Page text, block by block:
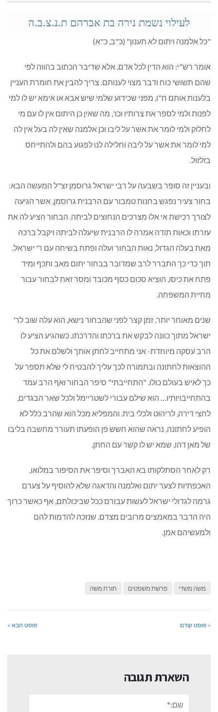
לעילוי נשמת נירה בת אברהם ת.נ.צ.ב.ה
"כל אלמנה ויתום לא תענון" (כ"ב, כ"א)
אומר רש"י: הוא הדין לכל אדם, אלא שדיבר הכתוב בהווה לפי
שהם תשושי כוח ודבר מצוי לענותם. צריך להבין את חומרת העניין
בלענות אותם ח"ו, מפני שכידוע שלמי שיש אבא או אימא יש לו למי
לפנות ולמי לספר את צרותיו וכו', מה שאין כן היתום אין לו עם מי
לחלוק ולמי לומר את אשר על ליבו וכן אלמנה שאין לה בעל אין לה
למי לומר את אשר על ליבה וחלילה לנו לפגוע בהם ולהתייחס
בזלזול.
ובעניין זה סופר בשבעה על רבי ישראל גרוסמן זצ"ל המעשה הבא:
בחור צעיר נפגש בחנות טמבור עם הרבנית גרוסמן, אשר הגיעה
לצורך רכישת אי אלו מצרכים הנחוצים לביתה. הבחור הציע לה את
עזרתו וכאות תודה אמרה לו הרבנית שיעלה לביתה ויקבל ברכה
מאת בעלה הגדול, נאות הבחור ועלה ופתח בשיחה עם ר' ישראל.
תוך כדי כך התברר לרב שמדובר בבחור יתום מאב ותכף ומיד
פתח את כיסו, הוציא סכום כסף מכובד ומסר זאת לבחור עבור
מחיית המשפחה.
שנים מאוחר יותר, זמן קצר לפני שהבחור נישא, הוא עלה שוב לר'
ישראל מתוך כוונה לבקש את ברכתו והדרכתו. כשהגיע הציע לו
הרב עסקה מיוחדת- אני מתחייב לחתן אותך ולשלם את כל
ההוצאות לחתונה ובתמורה לכך עליך להבטיח לי שלא תספר על
כך לאיש בעולם כולו. "התחייבתי" סיפר הבחור ואף הרב עמד
בהתחייבויותיו… הוא שילם עבורי לשטריימל ולכל שאר הבגדים,
לחצי דירה, לריהוט ולכלי בית. והמפליא מכל הוא שהרב כלל לא
הופיע לחתונה, נראה שהוא חשש פן הופעתו תעורר מחשבה בליבו
של מאן דהו, שמא יש לו קשר עם החתן.
רק לאחר הסתלקותו בא האברך וסיפר את הסיפור במלואו,
האכפתיות לצער יתום ואלמנה והדאגה שלא להוסיף על צערם
גרמה לגדולי ישראל לעשות עבורם ככל שביכולתם, אף כאשר כרוך
היה הדבר במאמצים מרובים מצדם. שנזכה להדמות להם
ולמעשיהם אמן.
משה משדי פרשת משפטים תורת משה
« פוסט קודם פוסט הבא »
השארת תגובה